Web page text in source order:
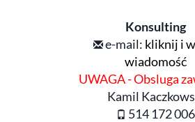
Konsulting
e-mail: kliknij i
wiadomość
UWAGA - Obsluga
Kamil
514 172 006